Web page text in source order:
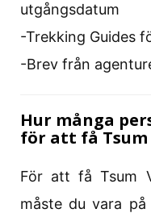
utgångsdatum
-Trekking Guides
-Brev från
Hur många
för att få Tsum
För att få Tsum
måste du vara